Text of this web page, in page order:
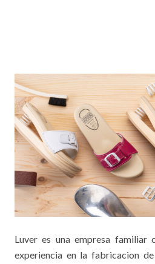
Luver es una empresa familiar
experiencia en la fabricacion